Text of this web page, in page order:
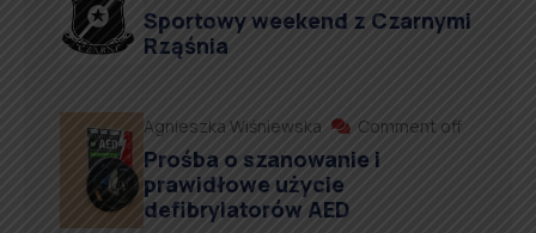
Sportowy weekend z Czarnymi
Rząśnia
Agnieszka Wiśniewska Comment off
Prośba o szanowanie i
prawidłowe użycie
defibrylatorów AED